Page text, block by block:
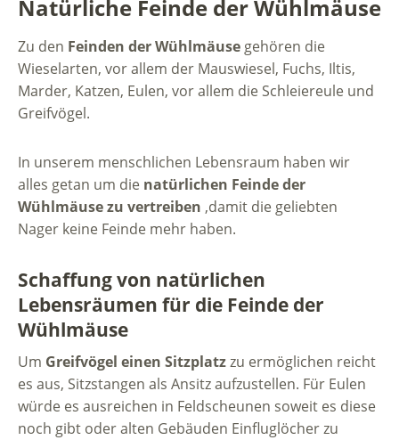
Natürliche Feinde der Wühlmäuse
Zu den Feinden der Wühlmäuse gehören die
Wieselarten, vor allem der Mauswiesel, Fuchs, Iltis,
Marder, Katzen, Eulen, vor allem die Schleiereule und
Greifvögel.
In unserem menschlichen Lebensraum haben wir
alles getan um die natürlichen Feinde der
Wühlmäuse zu vertreiben ,damit die geliebten
Nager keine Feinde mehr haben.
Schaffung von natürlichen
Lebensräumen für die Feinde der
Wühlmäuse
Um Greifvögel einen Sitzplatzzu ermöglichen reicht
es aus, Sitzstangen als Ansitz aufzustellen. Für Eulen
würde es ausreichen in Feldscheunen soweit es diese
noch gibt oder alten Gebäuden Einfluglöcher zu